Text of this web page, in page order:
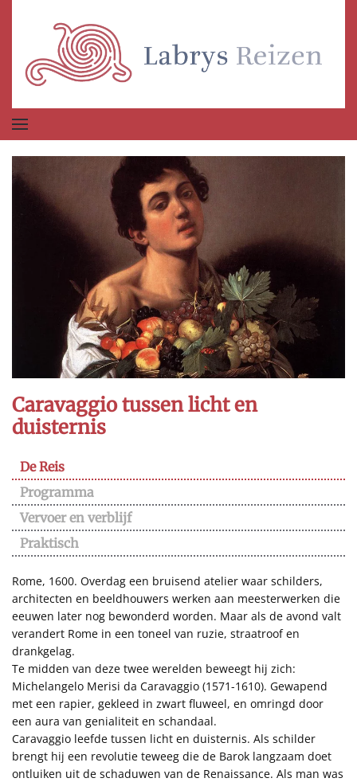
Terug naar hoofdinhoud
Caravaggio tussen licht en
duisternis
De Reis
Programma
Vervoer en verblijf
Praktisch
Rome, 1600. Overdag een bruisend atelier waar schilders,
architecten en beeldhouwers werken aan meesterwerken die
eeuwen later nog bewonderd worden. Maar als de avond valt
verandert Rome in een toneel van ruzie, straatroof en
drankgelag.
Te midden van deze twee werelden beweegt hij zich:
Michelangelo Merisi da Caravaggio (1571-1610). Gewapend
met een rapier, gekleed in zwart fluweel, en omringd door
een aura van genialiteit en schandaal.
Caravaggio leefde tussen licht en duisternis. Als schilder
brengt hij een revolutie teweeg die de Barok langzaam doet
ontluiken uit de schaduwen van de Renaissance. Als man was